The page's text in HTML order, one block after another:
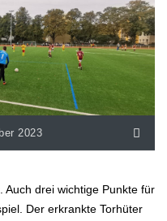
2023
drei wichtige Punkte für
Der erkrankte Torhüter